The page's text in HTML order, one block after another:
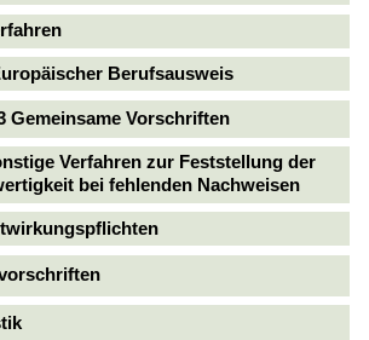
Berufsausweis
Gemeinsame Vorschriften
Verfahren zur Feststellung der
bei fehlenden Nachweisen